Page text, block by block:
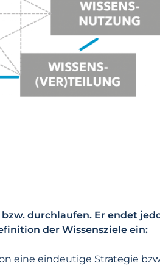
durchlaufen. Er endet
der Wissensziele ein:
eine eindeutige Strategie